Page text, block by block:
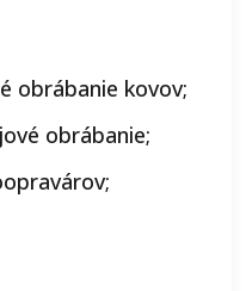
obrábanie kovov;
obrábanie;